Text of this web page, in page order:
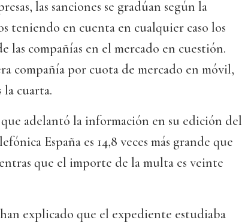
las sanciones se gradúan según la
teniendo en cuenta en cualquier caso los
las compañías en el mercado en cuestión.
compañía por cuota de mercado en móvil,
la cuarta.
adelantó la información en su edición del
España es 14,8 veces más grande que
que el importe de la multa es veinte
explicado que el expediente estudiaba